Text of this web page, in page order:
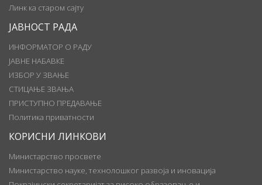
Линк ка старом сајту
ЈАВНОСТ РАДА
ИНФОРМАТОР О РАДУ
ЈАВНЕ НАБАВКЕ
ИЗБОР У ЗВАЊЕ
СТИЦАЊЕ ЗВАЊА
ПРИСТУПНО ПРЕДАВАЊЕ
Политика приватности
КОРИСНИ ЛИНКОВИ
Министарство просвете
Министарство науке, технолошког развоја и иновација